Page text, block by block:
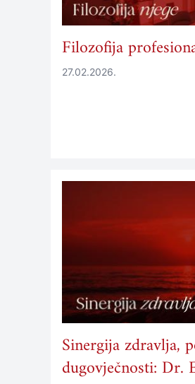
Filozofija
27.02.2026.
Sinergija zdravlja,
dugovječnosti: